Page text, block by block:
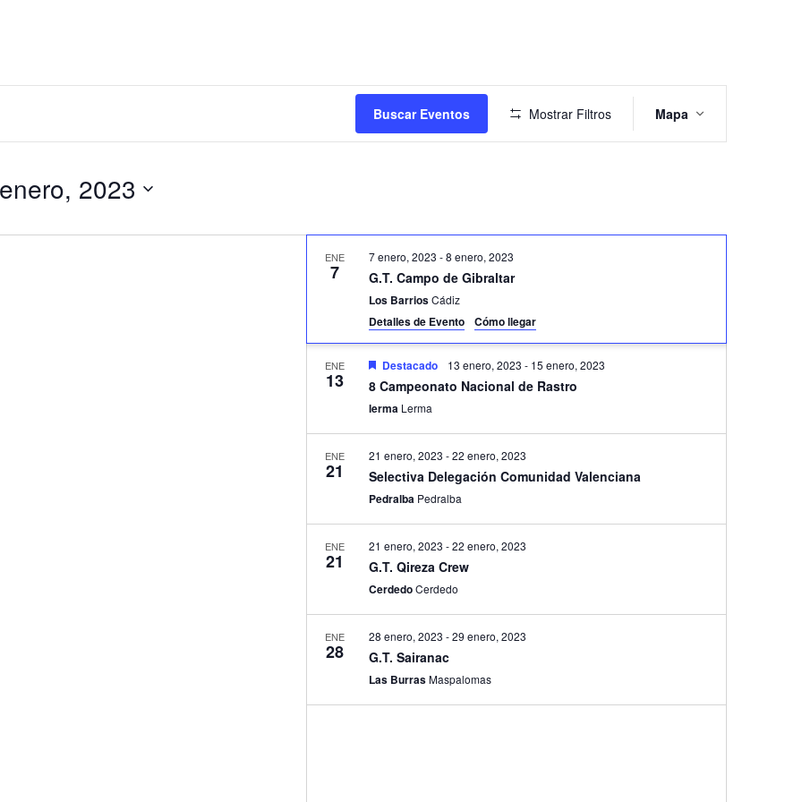
Buscar Eventos Mostrar Filtros
de
Mapa
2023
ENE
7
7 enero, 2023 -8 enero, 2023
G.T. Campo de Gibraltar
Los BarriosCádiz
Detalles de Evento Cómo llegar
ENE
13
Destacado 13 enero, 2023 - 15 enero, 2023
8 Campeonato Nacional de Rastro
lerma Lerma
ENE
21
21 enero, 2023 -22 enero, 2023
Selectiva Delegación Comunidad Valenciana
Pedralba Pedralba
ENE
21
21 enero, 2023 -22 enero, 2023
G.T. Qireza Crew
CerdedoCerdedo
ENE
28
28 enero, 2023 -29 enero, 2023
G.T. Sairanac
Las BurrasMaspalomas